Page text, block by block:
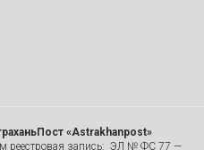
«Astrakhanpost»
реестровая запись: ЭЛ № ФС 77 —